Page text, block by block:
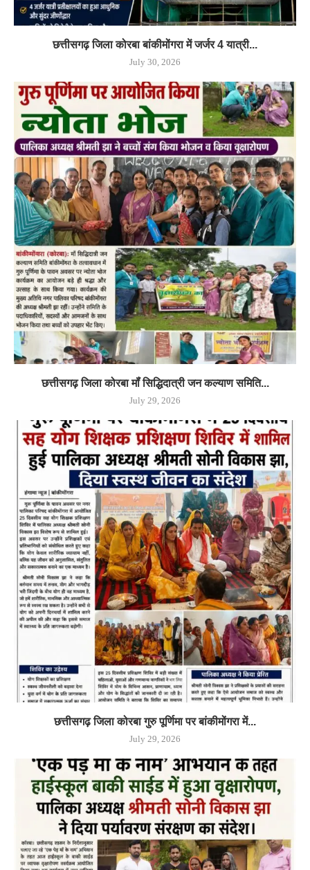
छत्तीसगढ़ जिला कोरबा बांकीमोंगरा में जर्जर 4 यात्री...
July 30, 2026
छत्तीसगढ़ जिला कोरबा मॉं सिद्धिदात्री जन कल्याण समिति...
July 29, 2026
छत्तीसगढ़ जिला कोरबा गुरु पूर्णिमा पर बांकीमोंगरा में...
July 29, 2026